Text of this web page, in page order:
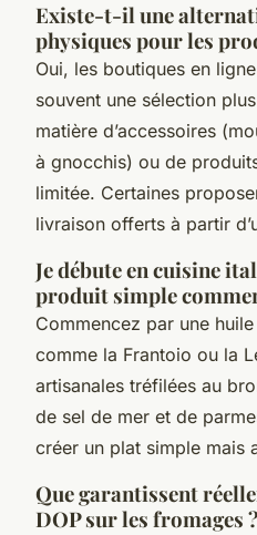
Existe-t-il une
physiques pour les
Oui, les boutiques en
souvent une sélection
matière d’accessoires
à gnocchis) ou de
limitée. Certaines
livraison offerts à partir
Je débute en cuisine
produit simple
Commencez par une
comme la Frantoio ou la
artisanales tréfilées au
de sel de mer et de
créer un plat simple mais
Que garantissent
DOP sur les fromages ?